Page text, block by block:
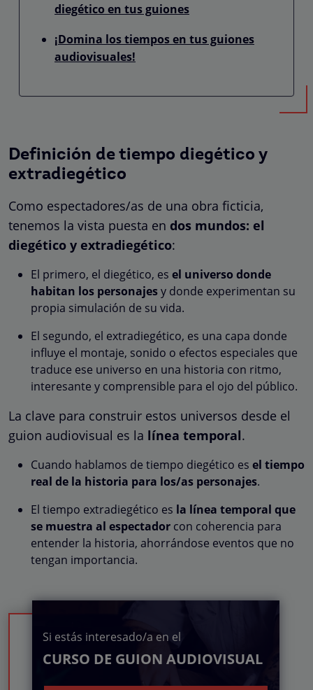
diegético en tus guiones
¡Domina los tiempos en tus guiones
audiovisuales!
Definición de tiempo diegético y
extradiegético
Como espectadores/as de una obra ficticia,
tenemos la vista puesta en dos mundos: el
diegético y extradiegético:
El primero, el diegético, es el universo donde
habitan los personajesy donde experimentan su
propia simulación de su vida.
El segundo, el extradiegético, es una capa donde
influye el montaje, sonido o efectos especiales que
traduce ese universo en una historia con ritmo,
interesante y comprensible para el ojo del público.
La clave para construir estos universos desde el
guion audiovisual es la línea temporal.
Cuando hablamos de tiempo diegético es el tiempo
real de la historia para los/as personajes.
El tiempo extradiegético es la línea temporal que
se muestra al espectador con coherencia para
entender la historia, ahorrándose eventos que no
tengan importancia.
Si estás interesado/a en el
CURSO DE GUION AUDIOVISUAL